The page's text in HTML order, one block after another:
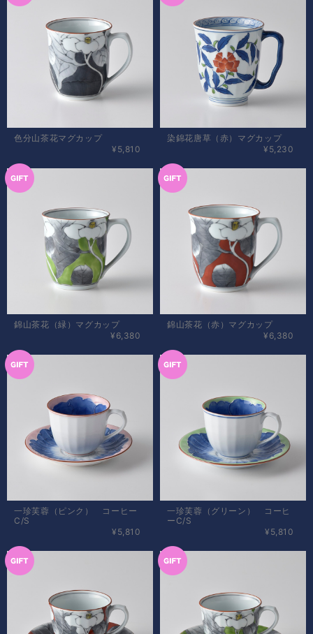
色分山茶花マグカップ
¥5,810
染錦花唐草（赤）マグカップ
¥5,230
錦山茶花（緑）マグカップ
¥6,380
錦山茶花（赤）マグカップ
¥6,380
一珍芙蓉（ピンク） コーヒー
C/S
¥5,810
一珍芙蓉（グリーン） コーヒ
ーC/S
¥5,810